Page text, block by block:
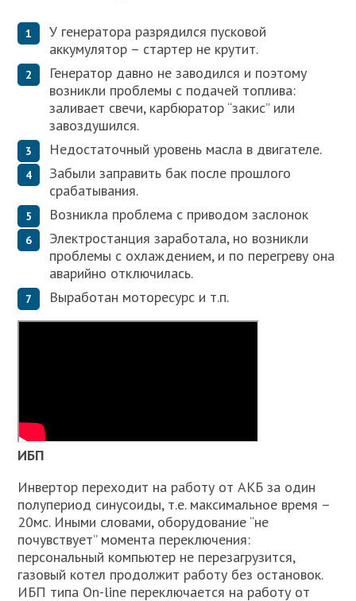
У генератора разрядился пусковой
аккумулятор – стартер не крутит.
Генератор давно не заводился и поэтому
возникли проблемы с подачей топлива:
заливает свечи, карбюратор “закис” или
завоздушился.
Недостаточный уровень масла в двигателе.
Забыли заправить бак после прошлого
срабатывания.
Возникла проблема с приводом заслонок
Электростанция заработала, но возникли
проблемы с охлаждением, и по перегреву она
аварийно отключилась.
Выработан моторесурс и т.п.
ИБП
Инвертор переходит на работу от АКБ за один
полупериод синусоиды, т.е. максимальное время –
20мс. Иными словами, оборудование “не
почувствует” момента переключения:
персональный компьютер не перезагрузится,
газовый котел продолжит работу без остановок.
ИБП типа On-line переключается на работу от